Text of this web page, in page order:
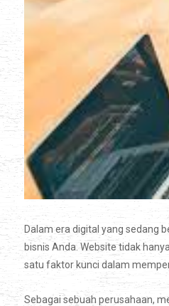
Dalam era digital yang sedang
bisnis Anda. Website tidak
satu faktor kunci dalam
Sebagai sebuah perusahaan,